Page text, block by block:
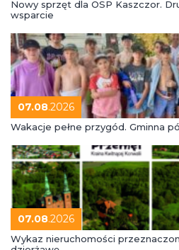
Nowy sprzęt dla OSP Kaszczor.
wsparcie
07.08.2026
Wakacje pełne przygód. Gminna
07.08.2026
Wykaz nieruchomości